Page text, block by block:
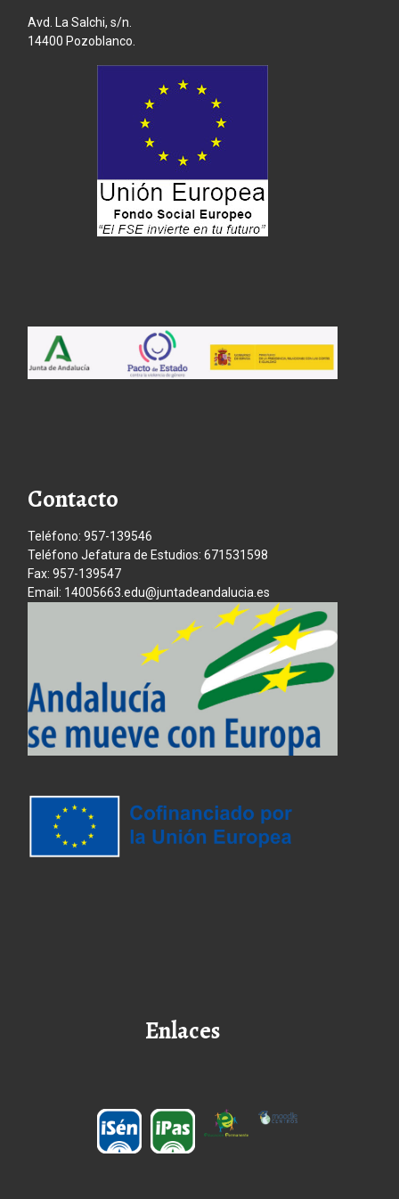
Avd. La Salchi, s/n.
14400 Pozoblanco.
Contacto
Teléfono: 957-139546
Teléfono Jefatura de Estudios: 671531598
Fax: 957-139547
Email: 14005663.edu@juntadeandalucia.es
Enlaces